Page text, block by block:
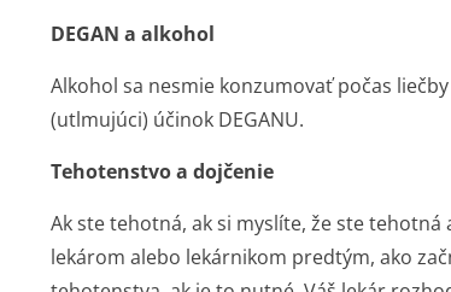
DEGAN a alkohol
Alkohol sa nesmie konzumovať počas
(utlmujúci) účinok DEGANU.
Tehotenstvo a dojčenie
Ak ste tehotná, ak si myslíte, že ste
lekárom alebo lekárnikom predtým, ako